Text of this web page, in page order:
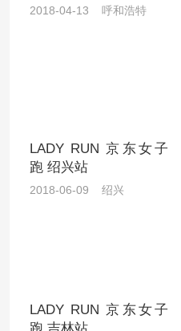
2018-04-13 呼和浩特
LADY RUN 京东女子
跑 绍兴站
2018-06-09 绍兴
LADY RUN 京东女子